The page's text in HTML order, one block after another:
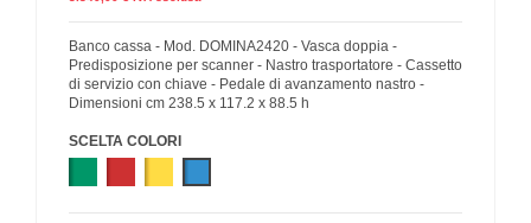
Banco cassa - Mod. DOMINA2420 - Vasca doppia -
Predisposizione per scanner - Nastro trasportatore - Cassetto
di servizio con chiave - Pedale di avanzamento nastro -
Dimensioni cm 238.5 x 117.2 x 88.5 h
SCELTA COLORI